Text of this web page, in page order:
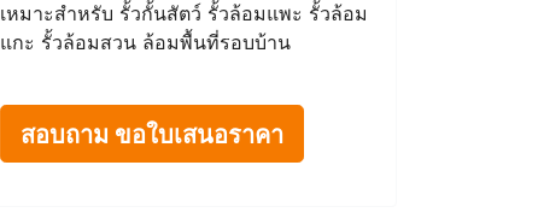
เหมาะสำหรับ รั้วกั้นสัตว์ รั้วล้อมแพะ รั้วล้อม
แกะ รั้วล้อมสวน ล้อมพื้นที่รอบบ้าน
สอบถาม ขอใบเสนอราคา